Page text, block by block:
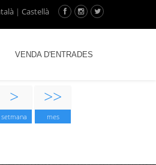
| Castellà
VENDA D'ENTRADES
>
setmana
>>
mes